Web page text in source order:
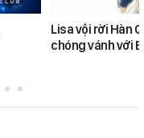
Lisa vội rời Hàn
chóng vánh với